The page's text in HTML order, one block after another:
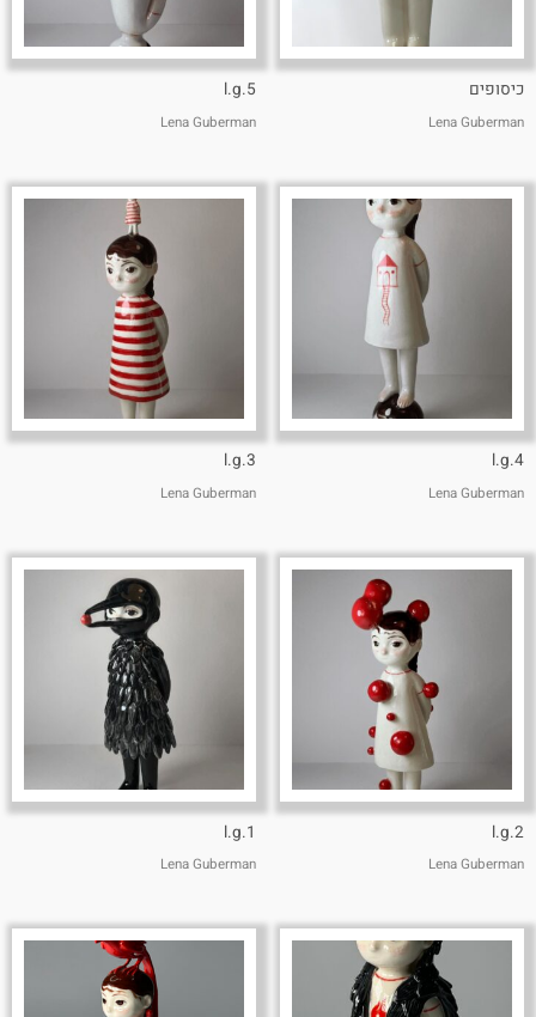
כיסופים
Lena Guberman
l.g.5
Lena Guberman
l.g.4
Lena Guberman
l.g.3
Lena Guberman
l.g.2
Lena Guberman
l.g.1
Lena Guberman